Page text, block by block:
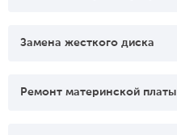
Замена жесткого диска
Ремонт материнской платы